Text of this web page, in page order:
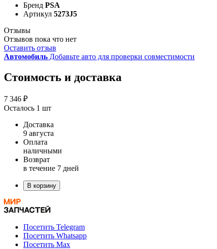
Бренд PSA
Артикул 5273J5
Отзывы
Отзывов пока что нет
Оставить отзыв
Автомобиль Добавьте авто для проверки совместимости
Стоимость и доставка
7 346 ₽
Осталось 1 шт
Доставка
9 августа
Оплата
наличными
Возврат
в течение 7 дней
В корзину
Посетить Telegram
Посетить Whatsapp
Посетить Max